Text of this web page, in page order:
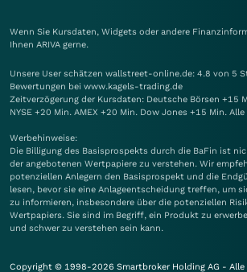
Wenn Sie Kursdaten, Widgets oder andere
Ihnen ARIVA gerne.
Unsere User schätzen wallstreet-online.de: 4.8 von 5
Bewertungen bei www.kagels-trading.de
Zeitverzögerung der Kursdaten: Deutsche Börsen +15
NYSE +20 Min. AMEX +20 Min. Dow Jones +15 Min.
Werbehinweise:
Die Billigung des Basisprospekts durch die BaFin ist
der angebotenen Wertpapiere zu verstehen. Wir
potenziellen Anlegern den Basisprospekt und die
lesen, bevor sie eine Anlageentscheidung treffen, um
zu informieren, insbesondere über die potenziellen
Wertpapiers. Sie sind im Begriff, ein Produkt zu
und schwer zu verstehen sein kann.
Copyright © 1998-2026 Smartbroker Holding AG - Alle